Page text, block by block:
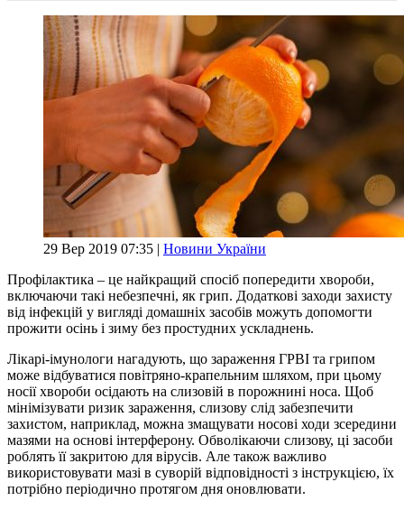
29 Вер 2019 07:35 | Новини України
Профілактика – це найкращий спосіб попередити хвороби,
включаючи такі небезпечні, як грип. Додаткові заходи захисту
від інфекцій у вигляді домашніх засобів можуть допомогти
прожити осінь і зиму без простудних ускладнень.
Лікарі-імунологи нагадують, що зараження ГРВІ та грипом
може відбуватися повітряно-крапельним шляхом, при цьому
носії хвороби осідають на слизовій в порожнині носа. Щоб
мінімізувати ризик зараження, слизову слід забезпечити
захистом, наприклад, можна змащувати носові ходи зсередини
мазями на основі інтерферону. Обволікаючи слизову, ці засоби
роблять її закритою для вірусів. Але також важливо
використовувати мазі в суворій відповідності з інструкцією, їх
потрібно періодично протягом дня оновлювати.